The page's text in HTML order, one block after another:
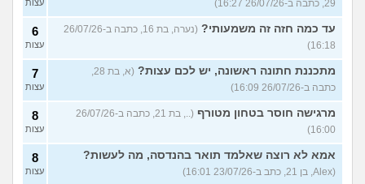
29, כתבה ב-26/07/26 16:27) עצות
עד כמה חזה זה משמעותי?
(נערה, בת 16, כתבה ב-26/07/26
16:18)
6
עצות
מתכננת חתונה ראשונה, יש לכם עצות?
(א, בת 28,
כתבה ב-26/07/26 16:09)
7
עצות
מרגישה חוסר בטחון מטורף
(.., בת 21, כתבה ב-26/07/26
16:00)
8
עצות
אמא לא רוצה שאלמד תואר בהנדסה, מה לעשות?
(Alex, בן 21, כתב ב-23/07/26 16:01)
8
עצות